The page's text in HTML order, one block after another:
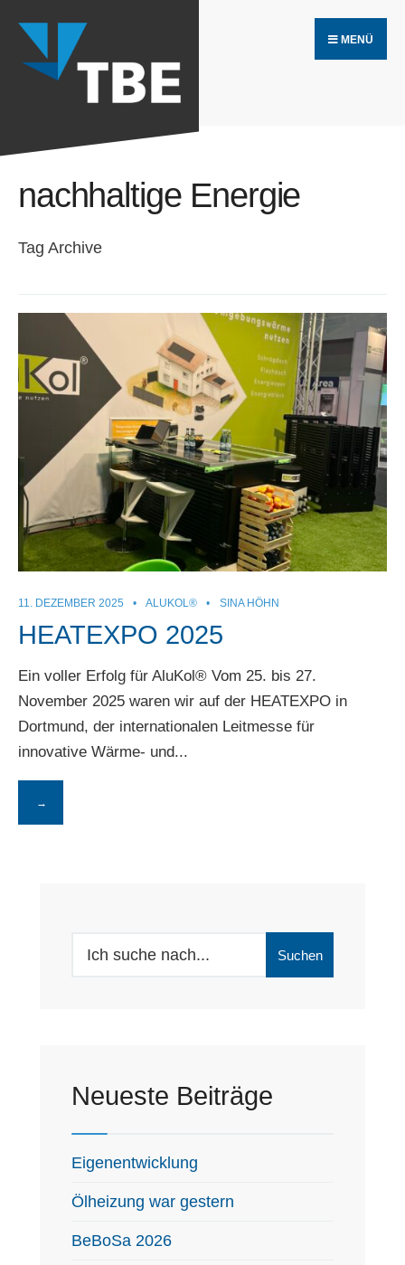
Skip
content
MENÜ
nachhaltige Energie
Tag Archive
11. DEZEMBER 2025 • ALUKOL® • SINA HÖHN
HEATEXPO 2025
Ein voller Erfolg für AluKol® Vom 25. bis 27.
November 2025 waren wir auf der HEATEXPO in
Dortmund, der internationalen Leitmesse für
innovative Wärme- und...
→
Search
Suchen
Neueste Beiträge
Eigenentwicklung
Ölheizung war gestern
BeBoSa 2026